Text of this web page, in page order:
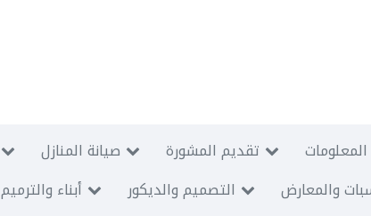
صيانة المنازل تقديم المشورة
أبناء والترميم التصميم والديكور والمعارض